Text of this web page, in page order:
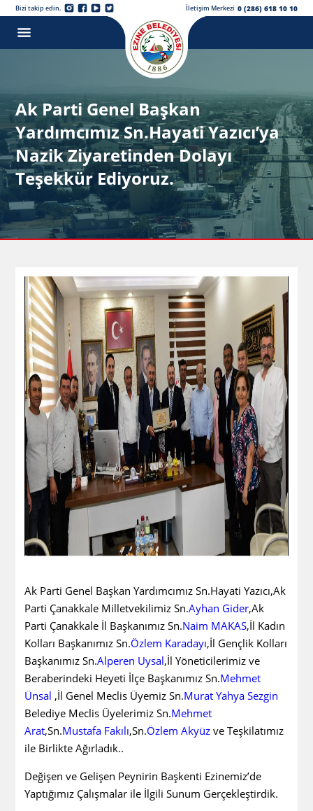
Bizi takip edin. İletişim Merkezi 0 (286) 618 10 10
Ak Parti Genel Başkan
Yardımcımız Sn.Hayati Yazıcı’ya
Nazik Ziyaretinden Dolayı
Teşekkür Ediyoruz.
Ak Parti Genel Başkan Yardımcımız Sn.Hayati Yazıcı,Ak
Parti Çanakkale Milletvekilimiz Sn.Ayhan Gider,Ak
Parti Çanakkale İl Başkanımız Sn.Naim MAKAS,İl Kadın
Kolları Başkanımız Sn.Özlem Karadayı,İl Gençlik Kolları
Başkanımız Sn.Alperen Uysal,İl Yöneticilerimiz ve
Beraberindeki Heyeti İlçe Başkanımız Sn.Mehmet
Ünsal ,İl Genel Meclis Üyemiz Sn.Murat Yahya Sezgin
Belediye Meclis Üyelerimiz Sn.Mehmet
Arat,Sn.Mustafa Fakılı,Sn.Özlem Akyüz ve Teşkilatımız
ile Birlikte Ağırladık..
Değişen ve Gelişen Peynirin Başkenti Ezinemiz’de
Yaptığımız Çalışmalar ile İlgili Sunum Gerçekleştirdik.